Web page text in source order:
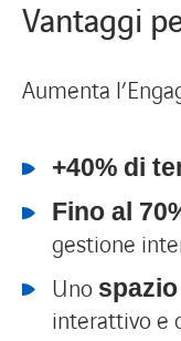
Vantaggi
Aumenta
+40% di
Fino al
gestione
Uno
interattivo e